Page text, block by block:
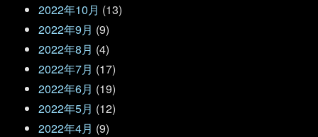
2022年10月 (13)
2022年9月 (9)
2022年8月 (4)
2022年7月 (17)
2022年6月 (19)
2022年5月 (12)
2022年4月 (9)